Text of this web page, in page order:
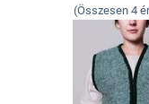
(Összesen 4